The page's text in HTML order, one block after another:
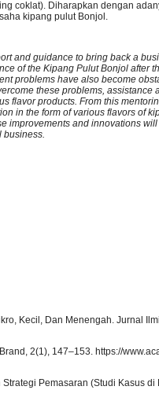
coklat). Diharapkan dengan
kipang pulut Bonjol.
and guidance to bring back a
of the Kipang Pulut Bonjol after
problems have also become
these problems,
flavor products. From this
in the form of various flavors of
improvements and innovations
business.
Kecil, Dan Menengah. Jurnal
2(1), 147–153. https://
Pemasaran (Studi Kasus